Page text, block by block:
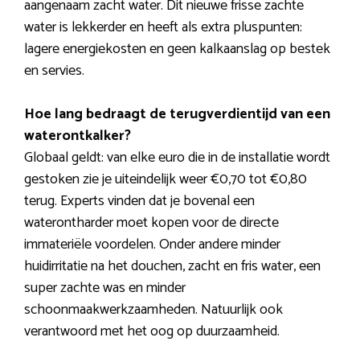
aangenaam zacht water. Dit nieuwe frisse zachte
water is lekkerder en heeft als extra pluspunten:
lagere energiekosten en geen kalkaanslag op bestek
en servies.
Hoe lang bedraagt de terugverdientijd van een
waterontkalker?
Globaal geldt: van elke euro die in de installatie wordt
gestoken zie je uiteindelijk weer €0,70 tot €0,80
terug. Experts vinden dat je bovenal een
waterontharder moet kopen voor de directe
immateriële voordelen. Onder andere minder
huidirritatie na het douchen, zacht en fris water, een
super zachte was en minder
schoonmaakwerkzaamheden. Natuurlijk ook
verantwoord met het oog op duurzaamheid.